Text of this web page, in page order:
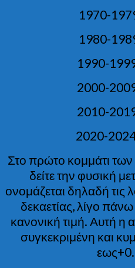
1970-
1980-
1990-
2000-
2010-
2020-
Στο πρώτο κομμάτι των
δείτε την φυσική
ονομάζεται δηλαδή τις
δεκαετίας, λίγο
κανονική τιμή. Αυτή η
συγκεκριμένη και